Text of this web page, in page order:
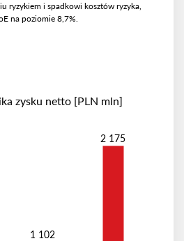
ryzykiem i spadkowi kosztów ryzyka,
na poziomie 8,7%.
1 102
2 175
zysku netto [PLN mln]